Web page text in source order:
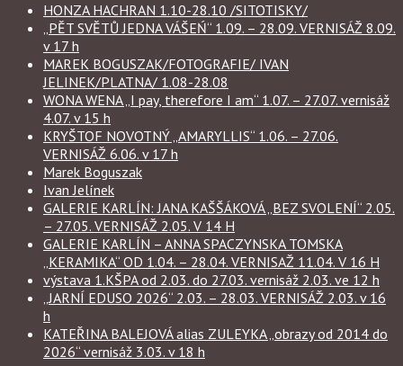
HONZA HACHRAN 1.10-28.10 /SITOTISKY/
„PĚT SVĚTŮ JEDNA VÁŠEŃ“ 1.09. – 28.09. VERNISÁŽ 8.09.
v 17 h
MAREK BOGUSZAK/FOTOGRAFIE/ IVAN
JELINEK/PLATNA/ 1.08-28.08
WONA WENA „I pay, therefore I am“ 1.07. – 27.07. vernisáž
4.07. v 15 h
KRYŠTOF NOVOTNÝ „AMARYLLIS“ 1.06. – 27.06.
VERNISÁŽ 6.06. v 17 h
Marek Boguszak
Ivan Jelínek
GALERIE KARLÍN: JANA KAŠŠÁKOVÁ „BEZ SVOLENÍ“ 2.05.
– 27.05. VERNISÁŽ 2.05. V 14 H
GALERIE KARLÍN – ANNA SPACZYNSKA TOMSKA
„KERAMIKA“ OD 1.04. – 28.04. VERNISAŽ 11.04. V 16 H
výstava 1.KŠPA od 2.03. do 27.03. vernisáž 2.03. ve 12 h
„JARNÍ EDUSO 2026“ 2.03. – 28.03. VERNISÁŽ 2.03. v 16
h
KATEŘINA BALEJOVÁ alias ZULEYKA „obrazy od 2014 do
2026“ vernisáž 3.03. v 18 h